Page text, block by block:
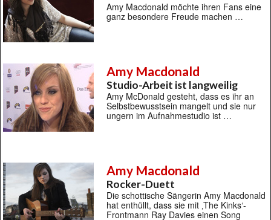
Amy Macdonald möchte ihren Fans eine
ganz besondere Freude machen …
Amy Macdonald
Studio-Arbeit ist langweilig
Amy McDonald gesteht, dass es ihr an
Selbstbewusstsein mangelt und sie nur
ungern im Aufnahmestudio ist …
Amy Macdonald
Rocker-Duett
Die schottische Sängerin Amy Macdonald
hat enthüllt, dass sie mit ‚The Kinks‘-
Frontmann Ray Davies einen Song